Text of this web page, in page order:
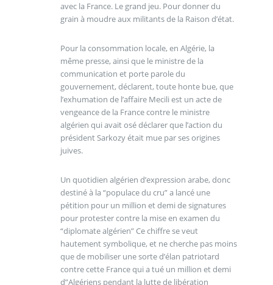
avec la France. Le grand jeu. Pour donner du
grain à moudre aux militants de la Raison d’état.
Pour la consommation locale, en Algérie, la
même presse, ainsi que le ministre de la
communication et porte parole du
gouvernement, déclarent, toute honte bue, que
l’exhumation de l’affaire Mecili est un acte de
vengeance de la France contre le ministre
algérien qui avait osé déclarer que l’action du
président Sarkozy était mue par ses origines
juives.
Un quotidien algérien d’expression arabe, donc
destiné à la “populace du cru” a lancé une
pétition pour un million et demi de signatures
pour protester contre la mise en examen du
“diplomate algérien” Ce chiffre se veut
hautement symbolique, et ne cherche pas moins
que de mobiliser une sorte d’élan patriotard
contre cette France qui a tué un million et demi
d”Algériens pendant la lutte de libération